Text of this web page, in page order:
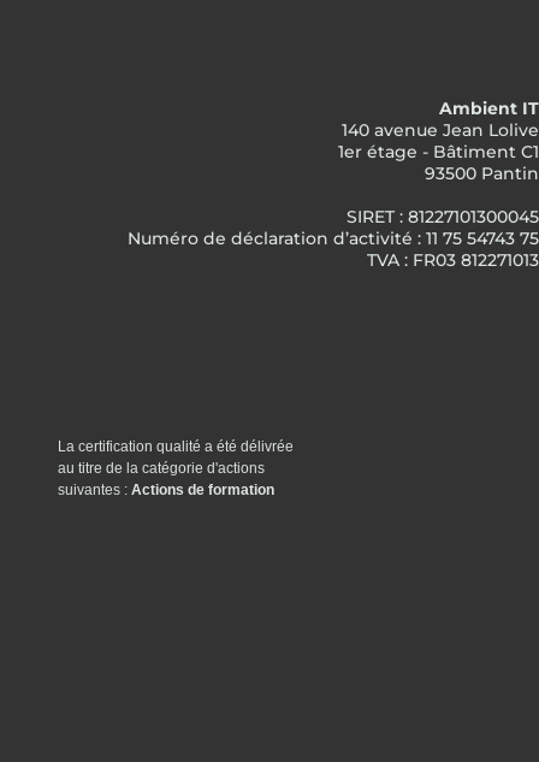
Ambient IT
140 avenue Jean Lolive
1er étage - Bâtiment C1
93500 Pantin
SIRET : 81227101300045
Numéro de déclaration d’activité : 11 75 54743 75
TVA : FR03 812271013
La certification qualité a été délivrée
au titre de la catégorie d'actions
suivantes : Actions de formation